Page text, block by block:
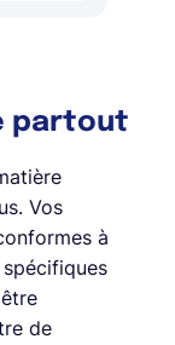
partout
Vos
à
de